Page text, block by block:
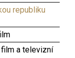
republiku
film a televizní